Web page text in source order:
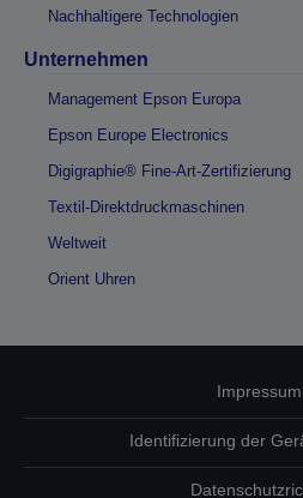
Nachhaltigere Technologien
Unternehmen
Management Epson Europa
Epson Europe Electronics
Digigraphie® Fine-Art-Zertifizierung
Textil-Direktdruckmaschinen
Weltweit
Orient Uhren
Impressum
Identifizierung der